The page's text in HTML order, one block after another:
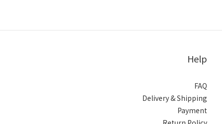
Help
FAQ
Delivery & Shipping
Payment